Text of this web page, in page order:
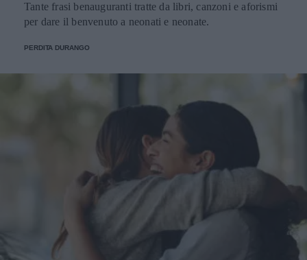
Tante frasi benauguranti tratte da libri, canzoni e aforismi
per dare il benvenuto a neonati e neonate.
PERDITA DURANGO